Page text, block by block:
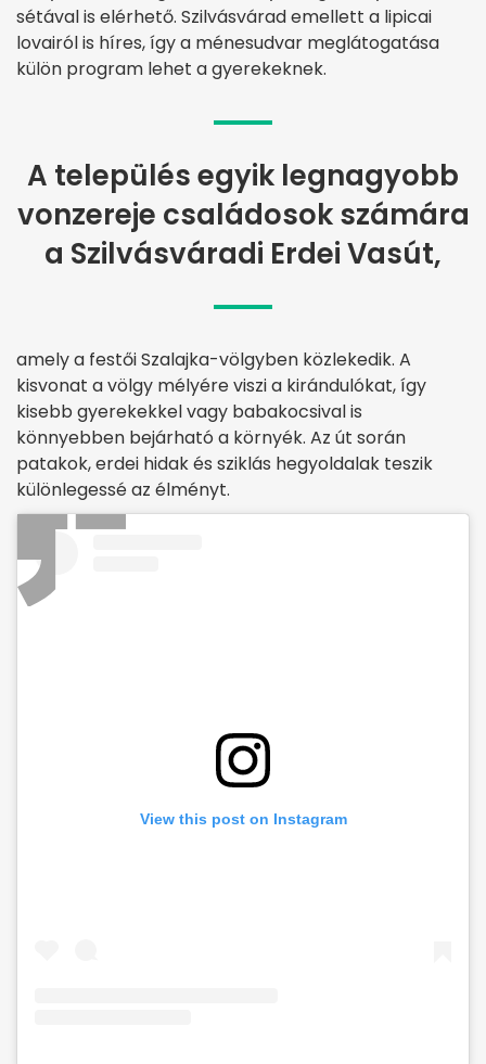
sétával is elérhető. Szilvásvárad emellett a lipicai
lovairól is híres, így a ménesudvar meglátogatása
külön program lehet a gyerekeknek.
A település egyik legnagyobb
vonzereje családosok számára
a Szilvásváradi Erdei Vasút,
amely a festői Szalajka-völgyben közlekedik. A
kisvonat a völgy mélyére viszi a kirándulókat, így
kisebb gyerekekkel vagy babakocsival is
könnyebben bejárható a környék. Az út során
patakok, erdei hidak és sziklás hegyoldalak teszik
különlegessé az élményt.
View this post on Instagram